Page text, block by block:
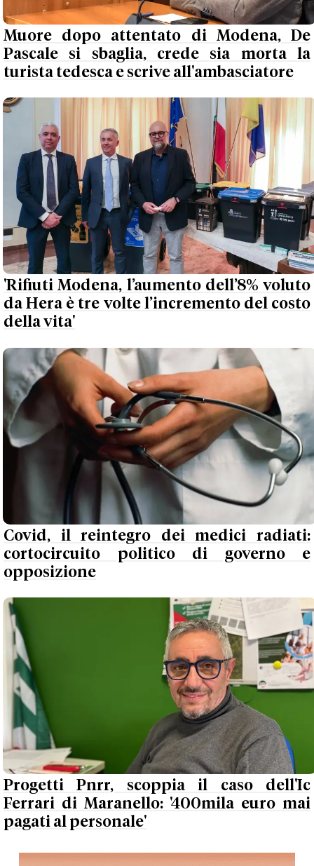
Muore dopo attentato di Modena, De
Pascale si sbaglia, crede sia morta la
turista tedesca e scrive all'ambasciatore
'Rifiuti Modena, l’aumento dell’8% voluto
da Hera è tre volte l’incremento del costo
della vita'
Covid, il reintegro dei medici radiati:
cortocircuito politico di governo e
opposizione
Progetti Pnrr, scoppia il caso dell'Ic
Ferrari di Maranello: '400mila euro mai
pagati al personale'